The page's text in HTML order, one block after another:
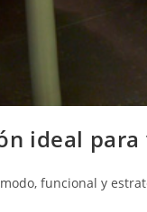
ideal
funcional y